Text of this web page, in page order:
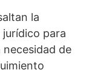
la
para
necesidad de